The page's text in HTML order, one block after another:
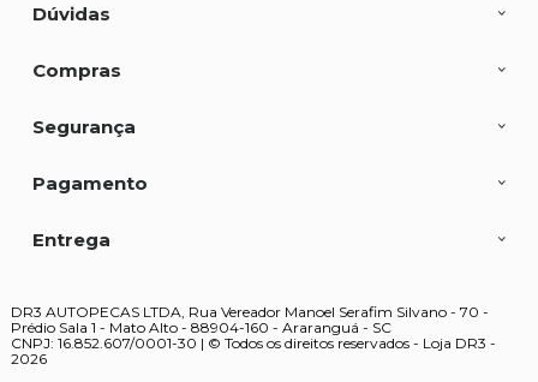
Dúvidas
Compras
Segurança
Pagamento
Entrega
DR3 AUTOPECAS LTDA, Rua Vereador Manoel Serafim Silvano - 70 -
Prédio Sala 1 - Mato Alto - 88904-160 - Araranguá - SC
CNPJ: 16.852.607/0001-30 | © Todos os direitos reservados - Loja DR3 -
2026